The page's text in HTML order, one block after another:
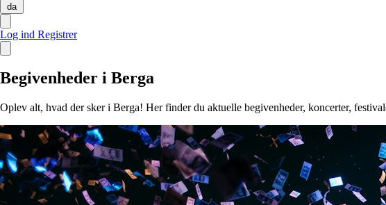
da
Log ind Registrer
Begivenheder i Berga
Oplev alt, hvad der sker i Berga! Her finder du aktuelle begivenheder, koncerter,